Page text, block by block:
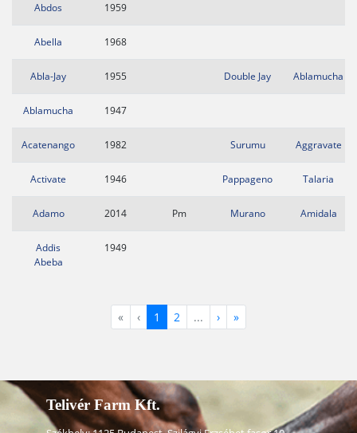
Abdos 1959
Abella 1968
Abla-Jay 1955 Double Jay Ablamucha
Ablamucha 1947
Acatenango 1982 Surumu Aggravate
Activate 1946 Pappageno Talaria
Adamo 2014 Pm Murano Amidala
Addis
Abeba
1949
« ‹ 1 2 ... › »
Telivér Farm Kft.